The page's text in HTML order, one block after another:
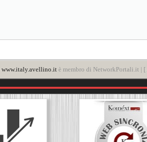
www.italy.avellino.itè membro di NetworkPortali.it | [